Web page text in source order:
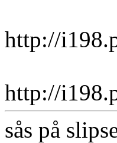
http://
http://
sås på